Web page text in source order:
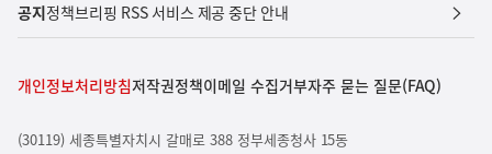
공지정책브리핑 RSS 서비스 제공 중단 안내
개인정보처리방침저작권정책이메일 수집거부자주 묻는 질문(FAQ)
(30119) 세종특별자치시 갈매로 388 정부세종청사 15동